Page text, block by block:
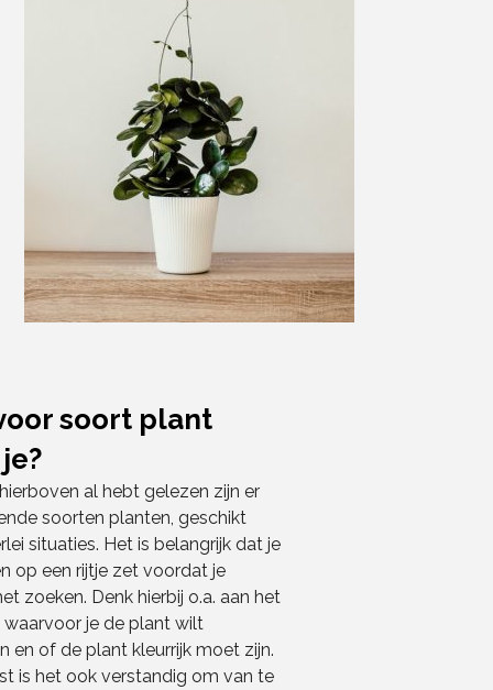
soort plant
al hebt gelezen zijn er
soorten planten, geschikt
situaties. Het is belangrijk dat je
op een rijtje zet voordat je
zoeken. Denk hierbij o.a. aan het
je de plant wilt
en of de plant kleurrijk moet zijn.
is het ook verstandig om van te